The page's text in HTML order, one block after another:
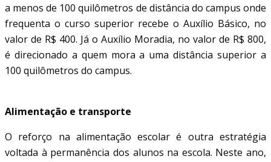
a menos de 100 quilômetros de distância do campus onde
frequenta o curso superior recebe o Auxílio Básico, no
valor de R$ 400. Já o Auxílio Moradia, no valor de R$ 800,
é direcionado a quem mora a uma distância superior a
100 quilômetros do campus.
Alimentação e transporte
O reforço na alimentação escolar é outra estratégia
voltada à permanência dos alunos na escola. Neste ano,